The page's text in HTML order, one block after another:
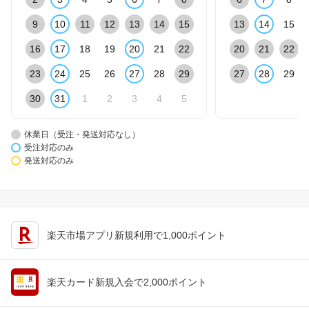
9 10 11 12 13 14 15
16 17 18 19 20 21 22
23 24 25 26 27 28 29
30 31 1 2 3 4 5
13 14 15
20 21 22
27 28 29
休業日（受注・発送対応なし）
受注対応のみ
発送対応のみ
楽天市場アプリ新規利用で1,000ポイント
楽天カード新規入会で2,000ポイント